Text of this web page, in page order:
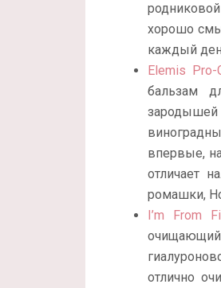
хорошо
каждый
Elemis Pro-
бальзам
впервые,
отличает
ромашки,
I’m From
отлично